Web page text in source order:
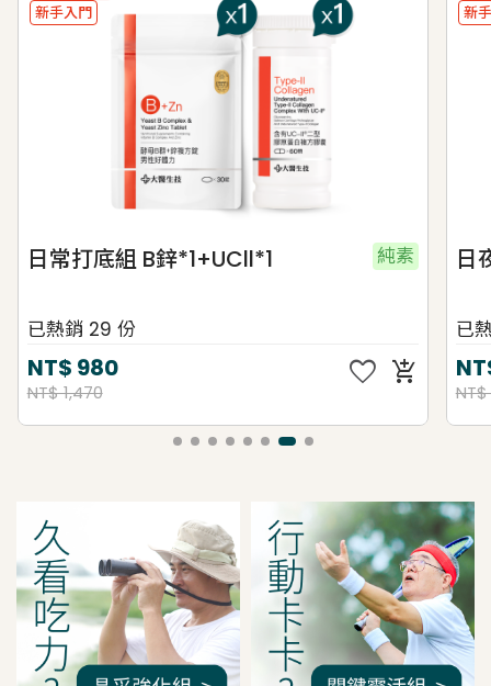
新手入門
日常打底組 B鋅*1+UCll*1 純素
已熱銷 29 份
NT$ 980
NT$ 1,470
favorite add_shopping_cart
新
日
已